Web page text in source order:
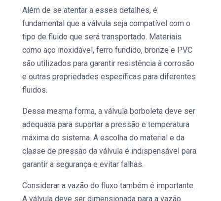
Além de se atentar a esses detalhes, é
fundamental que a válvula seja compatível com o
tipo de fluido que será transportado. Materiais
como aço inoxidável, ferro fundido, bronze e PVC
são utilizados para garantir resistência à corrosão
e outras propriedades específicas para diferentes
fluidos.
Dessa mesma forma, a válvula borboletadeve ser
adequada para suportar a pressão e temperatura
máxima do sistema. A escolha do material e da
classe de pressão da válvula é indispensável para
garantir a segurança e evitar falhas.
Considerar a vazão do fluxo também é importante.
A válvula deve ser dimensionada para a vazão